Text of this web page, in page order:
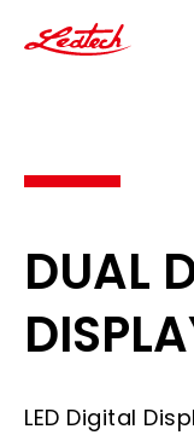
DUAL
LED Digital